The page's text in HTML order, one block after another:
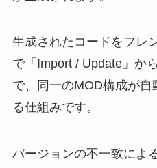
生成されたコードをフレ
で「Import / Update」か
で、同一のMOD構成が
る仕組みです。
バージョンの不一致によ